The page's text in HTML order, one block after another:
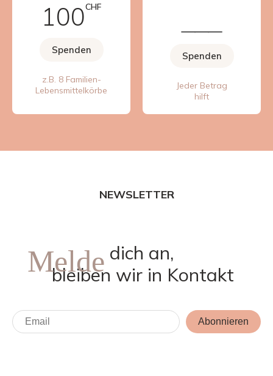
100CHF
Spenden
z.B. 8 Familien-
Lebensmittelkörbe
Spenden
Jeder Betrag
hilft
NEWSLETTER
Melde dich an,
bleiben wir in Kontakt
Abonnieren